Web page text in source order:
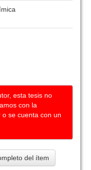
esta tesis no
con la
se cuenta con un
del ítem